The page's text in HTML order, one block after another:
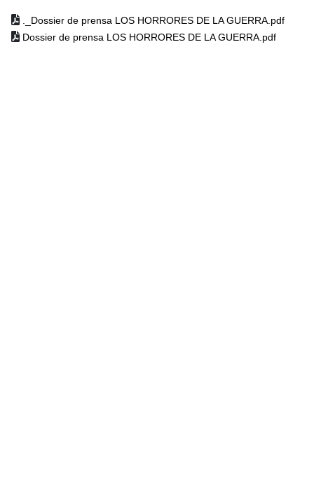
._Dossier de prensa LOS HORRORES DE LA GUERRA.pdf
Dossier de prensa LOS HORRORES DE LA GUERRA.pdf